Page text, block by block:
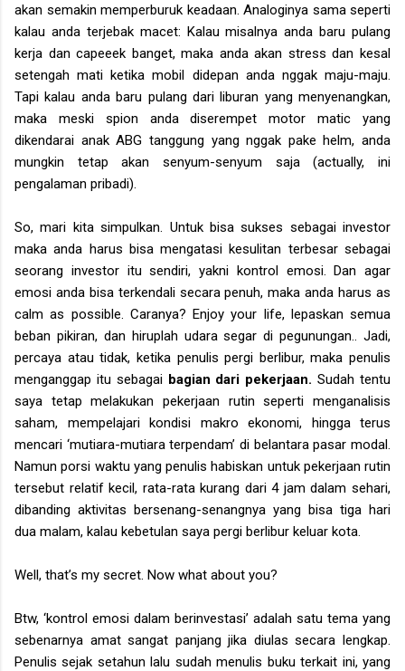
akan semakin memperburuk keadaan. Analoginya sama seperti
kalau anda terjebak macet: Kalau misalnya anda baru pulang
kerja dan capeeek banget, maka anda akan stress dan kesal
setengah mati ketika mobil didepan anda nggak maju-maju.
Tapi kalau anda baru pulang dari liburan yang menyenangkan,
maka meski spion anda diserempet motor matic yang
dikendarai anak ABG tanggung yang nggak pake helm, anda
mungkin tetap akan senyum-senyum saja (actually, ini
pengalaman pribadi).
So, mari kita simpulkan. Untuk bisa sukses sebagai investor
maka anda harus bisa mengatasi kesulitan terbesar sebagai
seorang investor itu sendiri, yakni kontrol emosi. Dan agar
emosi anda bisa terkendali secara penuh, maka anda harus as
calm as possible. Caranya? Enjoy your life, lepaskan semua
beban pikiran, dan hiruplah udara segar di pegunungan.. Jadi,
percaya atau tidak, ketika penulis pergi berlibur, maka penulis
menganggap itu sebagai bagian dari pekerjaan.Sudah tentu
saya tetap melakukan pekerjaan rutin seperti menganalisis
saham, mempelajari kondisi makro ekonomi, hingga terus
mencari ‘mutiara-mutiara terpendam’ di belantara pasar modal.
Namun porsi waktu yang penulis habiskan untuk pekerjaan rutin
tersebut relatif kecil, rata-rata kurang dari 4 jam dalam sehari,
dibanding aktivitas bersenang-senangnya yang bisa tiga hari
dua malam, kalau kebetulan saya pergi berlibur keluar kota.
Well, that’s my secret. Now what about you?
Btw, ‘kontrol emosi dalam berinvestasi’ adalah satu tema yang
sebenarnya amat sangat panjang jika diulas secara lengkap.
Penulis sejak setahun lalu sudah menulis buku terkait ini, yang